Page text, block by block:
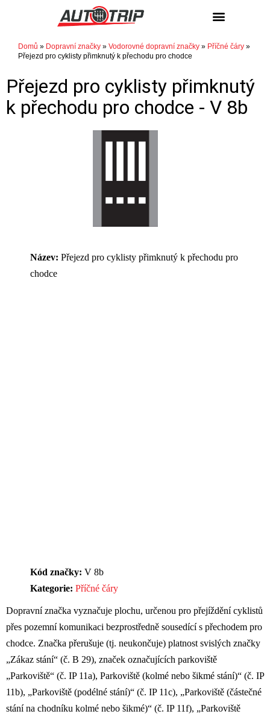
Domů » Dopravní značky » Vodorovné dopravní značky » Příčné čáry »
Přejezd pro cyklisty přimknutý k přechodu pro chodce
Přejezd pro cyklisty přimknutý
k přechodu pro chodce - V 8b
Název: Přejezd pro cyklisty přimknutý k přechodu pro
chodce
Kód značky: V 8b
Kategorie: Příčné čáry
Dopravní značka vyznačuje plochu, určenou pro přejíždění cyklistů
přes pozemní komunikaci bezprostředně sousedící s přechodem pro
chodce. Značka přerušuje (tj. neukončuje) platnost svislých značky
„Zákaz stání“ (č. B 29), značek označujících parkoviště
„Parkoviště“ (č. IP 11a), Parkoviště (kolmé nebo šikmé stání)“ (č. IP
11b), „Parkoviště (podélné stání)“ (č. IP 11c), „Parkoviště (částečné
stání na chodníku kolmé nebo šikmé)“ (č. IP 11f), „Parkoviště